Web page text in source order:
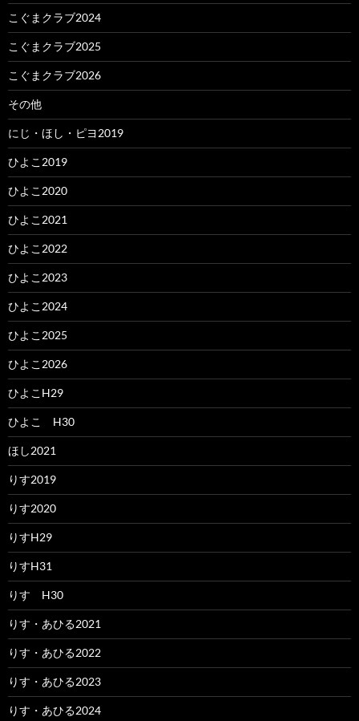
こぐまクラブ2024
こぐまクラブ2025
こぐまクラブ2026
その他
にじ・ほし・ピヨ2019
ひよこ2019
ひよこ2020
ひよこ2021
ひよこ2022
ひよこ2023
ひよこ2024
ひよこ2025
ひよこ2026
ひよこH29
ひよこ H30
ほし2021
りす2019
りす2020
りすH29
りすH31
りす H30
りす・あひる2021
りす・あひる2022
りす・あひる2023
りす・あひる2024